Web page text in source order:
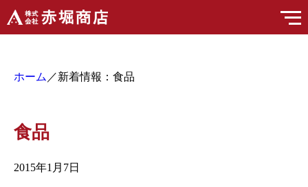
ホーム ／新着情報：食品
食品
2015年1月7日